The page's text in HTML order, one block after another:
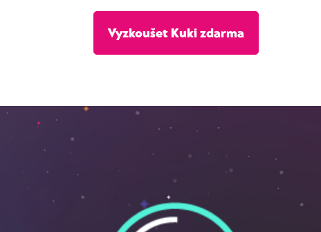
Vyzkoušet Kuki zdarma